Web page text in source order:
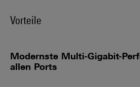
Vorteile
Modernste Multi-Gigabit-
allen Ports